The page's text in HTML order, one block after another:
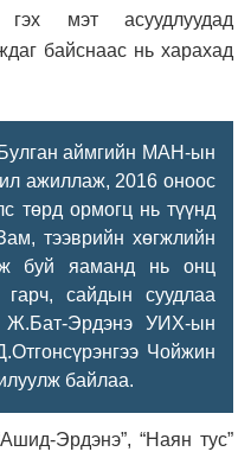
мэт асуудлуудад
байснаас нь харахад
аймгийн МАН-ын
ажиллаж, 2016 оноос
төрд ормогц нь түүнд
тээврийн хөгжлийн
буй яаманд нь онц
сайдын суудлаа
Ж.Бат-Эрдэнэ УИХ-ын
Чойжин
байлаа.
“Наян тус”